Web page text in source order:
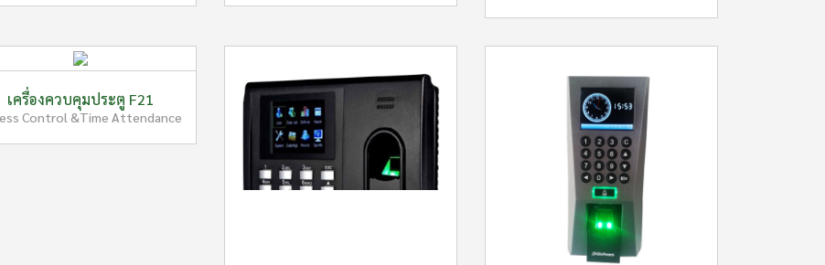
เครื่องควบคุมประตู F21
Control &Time Attendance